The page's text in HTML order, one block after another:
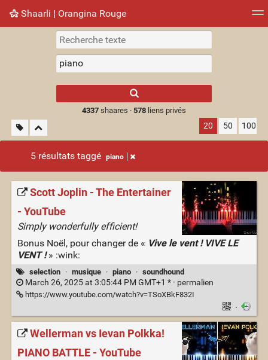
Shaarli ¦ Orangina Rouge
Nuage de tags Mur d'images
results.
4337shaares · 578liens privés
20 50 100
5 résultats taggé piano
Scott Joplin - The Entertainer
- YouTube
Simply wonderfully efficient!
Bonus Noël, pour changer de « Vive le vent ! VIVE LE
VENT !» :wink:
selection · musique · piano · soundhound
March 26, 2025 at 3:05:44 PM GMT+1 * · permalien
https://www.youtube.com/watch?v=TSoXBkF832I
·
Wellerman vs Ievan Polkka!
PIANO BATTLE - YouTube